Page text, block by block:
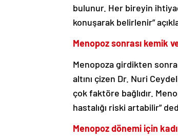
bulunur. Her bireyin
konuşarak belirlenir”
Menopoz sonrası kemik
Menopoza girdikten sonra
altını çizen Dr. Nuri
çok faktöre bağlıdır.
hastalığı riski artabilir”
Menopoz dönemi için